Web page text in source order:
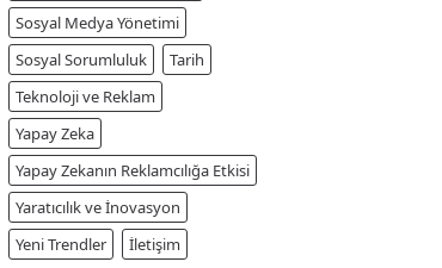
Sosyal Medya Yönetimi
Sosyal Sorumluluk
Tarih
Teknoloji ve Reklam
Yapay Zeka
Yapay Zekanın Reklamcılığa Etkisi
Yaratıcılık ve İnovasyon
Yeni Trendler
İletişim